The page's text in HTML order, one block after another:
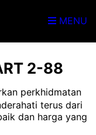
MENU
2-88
perkhidmatan
terus dari
dan harga yang